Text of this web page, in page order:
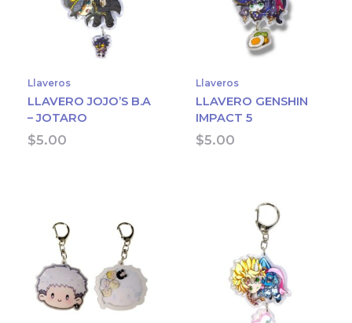
Llaveros
LLAVERO JOJO’S B.A
– JOTARO
$5.00
Llaveros
LLAVERO GENSHIN
IMPACT 5
$5.00